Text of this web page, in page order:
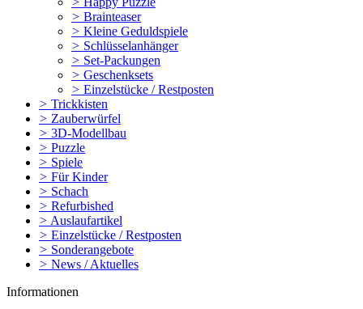
> Brainteaser
> Kleine Geduldspiele
> Schlüsselanhänger
> Set-Packungen
> Geschenksets
> Einzelstücke / Restposten
> Trickkisten
> Zauberwürfel
> 3D-Modellbau
> Puzzle
> Spiele
> Für Kinder
> Schach
> Refurbished
> Auslaufartikel
> Einzelstücke / Restposten
> Sonderangebote
> News / Aktuelles
Informationen